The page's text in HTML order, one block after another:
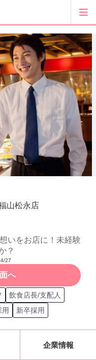
山松永店
いをお店に！未経験
？
27
へ
飲食店長/支配人
新卒採用
企業情報